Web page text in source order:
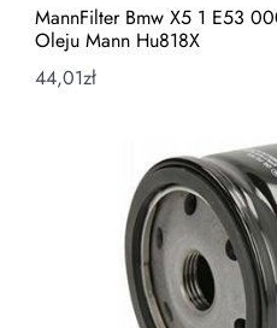
MannFilter Bmw X5 1 E53
Oleju Mann Hu818X
44,01zł